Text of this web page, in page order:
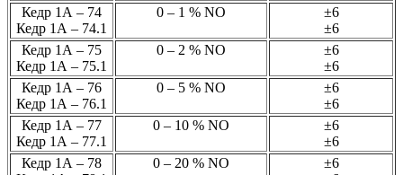
Кедр 1А – 74
Кедр 1А – 74.1
0 – 1 % NО
±6
±6
Кедр 1А – 75
Кедр 1А – 75.1
0 – 2 % NО
±6
±6
Кедр 1А – 76
Кедр 1А – 76.1
0 – 5 % NО
±6
±6
Кедр 1А – 77
Кедр 1А – 77.1
0 – 10 % NО
±6
±6
Кедр 1А – 78
0 – 20 % NО
±6